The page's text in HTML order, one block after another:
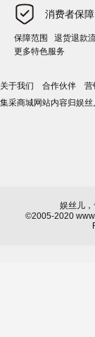
消费者保障
保障范围 退货退款
更多特色服务
关于我们 合作伙伴 营
集采商城网站内容归娱
娱丝儿
©2005-2020